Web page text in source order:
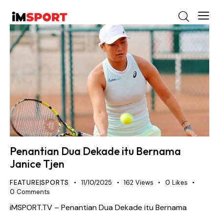
Penantian Dua Dekade itu Bernama
Janice Tjen
FEATURE|SPORTS 11/10/2025 162 Views 0 Likes
0 Comments
iMSPORT.TV – Penantian Dua Dekade itu Bernama